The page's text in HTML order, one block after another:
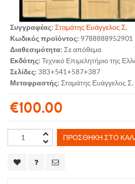
Συγγραφέας: Σταμάτης Ευάγγελος Σ.
Κωδικός προϊόντος: 9788888952901
Διαθεσιμότητα: Σε απόθεμα
Εκδότης: Τεχνικό Επιμελητήριο της
Σελίδες: 383+541+587+387
Μεταφραστής: Σταμάτης Ευάγγελος Σ.
€100.00
ΠΡΟΣΘΉΚΗ ΣΤΟ